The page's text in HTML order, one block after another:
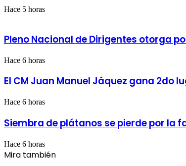
acción
Elías
inversión
RD$20
mil
Hace 5 horas
Pleno Nacional de Dirigentes otorga
Hace 6 horas
El CM Juan Manuel Jáquez gana 2do
Hace 6 horas
Siembra de plátanos se pierde por la
Hace 6 horas
Mira también